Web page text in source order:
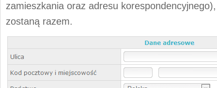
zamieszkania oraz adresu
zostaną razem.